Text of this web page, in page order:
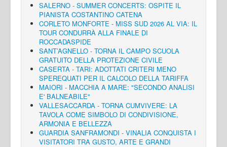
SALERNO - SUMMER CONCERTS: OSPITE IL
PIANISTA COSTANTINO CATENA
CORLETO MONFORTE - MISS SUD 2026 AL VIA: IL
TOUR CONDURRÀ ALLA FINALE DI
ROCCADASPIDE
SANT’AGNELLO - TORNA IL CAMPO SCUOLA
GRATUITO DELLA PROTEZIONE CIVILE
CASERTA - TARI: ADOTTATI CRITERI MENO
SPEREQUATI PER IL CALCOLO DELLA TARIFFA
MAIORI - MACCHIA A MARE: "SECONDO ANALISI
E' BALNEABILE"
VALLESACCARDA - TORNA CUMVIVERE: LA
TAVOLA COME SIMBOLO DI CONDIVISIONE,
ARMONIA E BELLEZZA
GUARDIA SANFRAMONDI - VINALIA CONQUISTA I
VISITATORI TRA GUSTO, ARTE E GRANDI